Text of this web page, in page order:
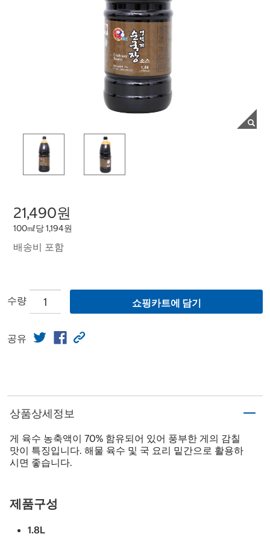
21,490원
100㎖당 1,194원
배송비 포함
수량 쇼핑카트에 담기
공유
상품상세정보
게 육수 농축액이 70% 함유되어 있어 풍부한 게의 감칠
맛이 특징입니다. 해물 육수 및 국 요리 밑간으로 활용하
시면 좋습니다.
제품구성
1.8L